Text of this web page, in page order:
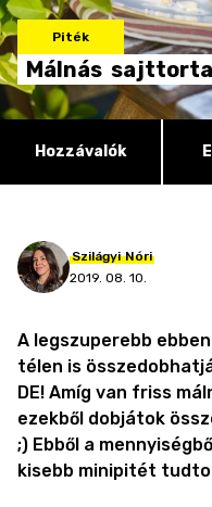
Piték
Málnás
Hozzávalók
Szilágyi Nóri
2019. 08. 10.
A legszuperebb
télen is
DE! Amíg van friss
ezekből dobjátok
;) Ebből a
kisebb minipitét